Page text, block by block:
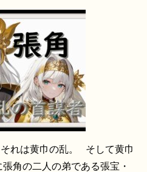
れは黄巾の乱。 そして黄巾
角の二人の弟である張宝・